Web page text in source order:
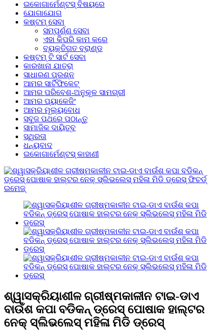
ଇକୋଗାର୍ମେଣ୍ଟସ୍ ବିଷୟରେ
ଯୋଗାଯୋଗ
କଷ୍ଟମ୍ ସେବା
ସମ୍ପୂର୍ଣ୍ଣ ସେବା
ଏହା କିପରି କାମ କରେ
ବ୍ୟକ୍ତିଗତ ବ୍ରାଣ୍ଡ
କଷ୍ଟମ୍ ଟି ସାର୍ଟ ସେବା
କାରଖାନା ଯାତ୍ରା
ସାଧାରଣ ପ୍ରଶ୍ନ
ଆମର ସାର୍ଟିଫିକେଟ୍
ଆମର ପରିବେଶ-ଅନୁକୂଳ ସାମଗ୍ରୀ
ଆମର ପ୍ୟାକେଜିଂ
ଆମର ମୂଲ୍ୟବୋଧ
ସବୁଜ ପଥରେ ପଠାନ୍ତୁ
ସାମାଜିକ ଦାୟିତ୍ବ
ସ୍ଥିରତା
ଧନ୍ୟବାଦ
ଇକୋଗାର୍ମେଣ୍ଟସ୍ କାହାଣୀ
ଶ୍ୱାସକ୍ରିୟାଶୀଳ ଗ୍ରୀଷ୍ମକାଳୀନ ଟାଇ-ଡାଏ
ବାଉଁଶ କପା ବଡିକନ୍ ଡ୍ରେସ୍ ପୋଷାକ ହାଲ୍ଟର
ନେକ୍ ସ୍ଲିଭଲେସ୍ ମହିଳା ମିଡି ଡ୍ରେସ୍